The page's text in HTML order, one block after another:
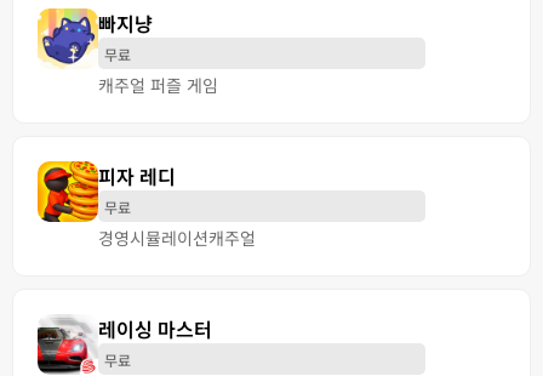
빠지냥
무료
캐주얼 퍼즐 게임
피자 레디
무료
경영시뮬레이션캐주얼
레이싱 마스터
무료